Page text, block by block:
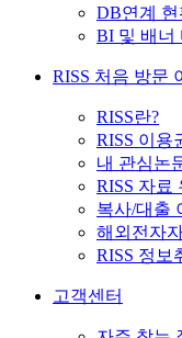
DB연계 현
BI 및 배너
RISS 처음 방문
RISS란?
RISS 이용
내 관심논
RISS 자료
복사/대출
해외전자
RISS 정보
고객센터